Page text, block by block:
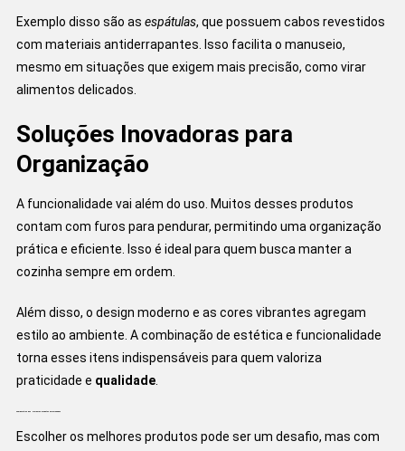
Exemplo disso são as espátulas, que possuem cabos revestidos
com materiais antiderrapantes. Isso facilita o manuseio,
mesmo em situações que exigem mais precisão, como virar
alimentos delicados.
Soluções Inovadoras para
Organização
A funcionalidade vai além do uso. Muitos desses produtos
contam com furos para pendurar, permitindo uma organização
prática e eficiente. Isso é ideal para quem busca manter a
cozinha sempre em ordem.
Além disso, o design moderno e as cores vibrantes agregam
estilo ao ambiente. A combinação de estética e funcionalidade
torna esses itens indispensáveis para quem valoriza
praticidade e qualidade.
Comparativo dos Melhores Produtos Selecionados
Escolher os melhores produtos pode ser um desafio, mas com